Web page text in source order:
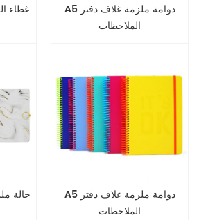
A5 دوامة ملزمة غلاف دفتر
الملاحظات
A5 دوامة ملزمة غلاف دفتر
الملاحظات